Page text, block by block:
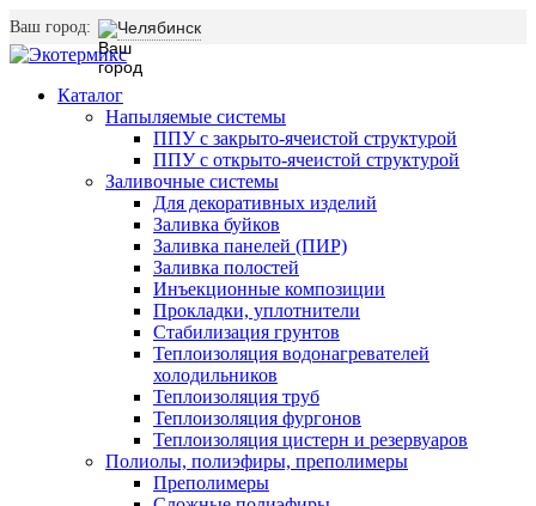
Ваш город: Челябинск
Каталог
Напыляемые системы
ППУ с закрыто-ячеистой структурой
ППУ с открыто-ячеистой структурой
Заливочные системы
Для декоративных изделий
Заливка буйков
Заливка панелей (ПИР)
Заливка полостей
Инъекционные композиции
Прокладки, уплотнители
Стабилизация грунтов
Теплоизоляция водонагревателей
холодильников
Теплоизоляция труб
Теплоизоляция фургонов
Теплоизоляция цистерн и резервуаров
Полиолы, полиэфиры, преполимеры
Преполимеры